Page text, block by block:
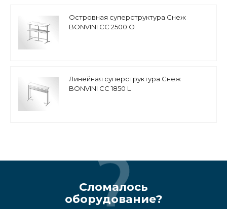
Островная суперструктура Снеж
BONVINI CC 2500 O
Линейная суперструктура Снеж
BONVINI CC 1850 L
Сломалось
оборудование?